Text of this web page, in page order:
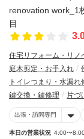
住宅リフォーム・リノ
庭木剪定・お手入れ
トイレつまり・水漏れ
鍵交換・鍵修理
片づ
出張・訪問専門
本日の営業状況 4:00〜